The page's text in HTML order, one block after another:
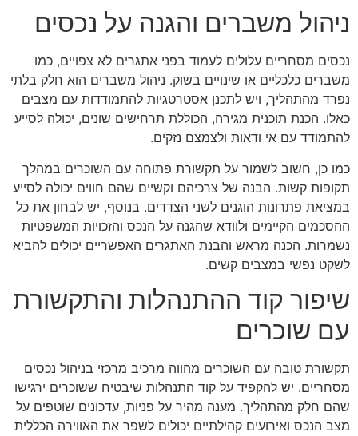
ניהול משברים והגנה על נכסים
נכסים מסחריים עלולים לעמוד בפני אתגרים לא צפויים, כמו
משברים כלכליים או שינויים בשוק. ניהול משברים הוא חלק בלתי
נפרד מהתהליך, ויש לתכנן אסטרטגיות להתמודדות עם מצבים
כאלו. הכנת תוכנית מגירה, הכוללת תרחישים שונים, יכולה לסייע
להתמודד עם אי ודאות ולצמצם נזקים.
כמו כן, חשוב לשמור על תקשורת פתוחה עם השוכרים במהלך
תקופות קשות. הבנה של צרכיהם וקשיים שהם חווים יכולה לסייע
במציאת פתרונות הוגנים לשני הצדדים. בנוסף, יש לבחון את כל
ההסכמים הקיימים ולוודא שהגנה על הנכס והזכויות המשפטיות
נשמרות. הכנה מראש והבנת האתגרים האפשריים יכולים להביא
לשקט נפשי במצבים קשים.
שיפור קוד ההתנהלות והתקשורת
עם שוכרים
תקשורת טובה עם השוכרים מהווה מרכיב מרכזי בניהול נכסים
מסחריים. יש להקפיד על קוד התנהלות שיבטיח ששוכרים ירגישו
שהם חלק מהתהליך. מענה מהיר על פניות, עדכונים שוטפים על
מצב הנכס ואירועים קהילתיים יכולים לשפר את האווירה הכללית